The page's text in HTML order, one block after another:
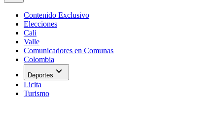
Contenido Exclusivo
Elecciones
Cali
Valle
Comunicadores en Comunas
Colombia
Deportes expand_more
Licita
Turismo